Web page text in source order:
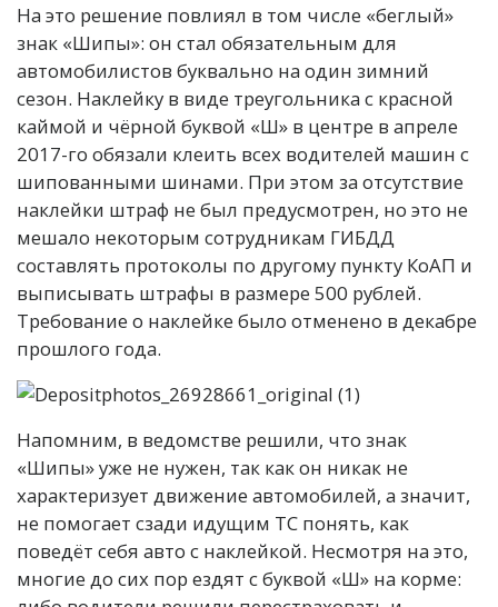
На это решение повлиял в том числе «беглый»
знак «Шипы»: он стал обязательным для
автомобилистов буквально на один зимний
сезон. Наклейку в виде треугольника с красной
каймой и чёрной буквой «Ш» в центре в апреле
2017-го обязали клеить всех водителей машин с
шипованными шинами. При этом за отсутствие
наклейки штраф не был предусмотрен, но это не
мешало некоторым сотрудникам ГИБДД
составлять протоколы по другому пункту КоАП и
выписывать штрафы в размере 500 рублей.
Требование о наклейке было отменено в декабре
прошлого года.
Напомним, в ведомстве решили, что знак
«Шипы» уже не нужен, так как он никак не
характеризует движение автомобилей, а значит,
не помогает сзади идущим ТС понять, как
поведёт себя авто с наклейкой. Несмотря на это,
многие до сих пор ездят с буквой «Ш» на корме: